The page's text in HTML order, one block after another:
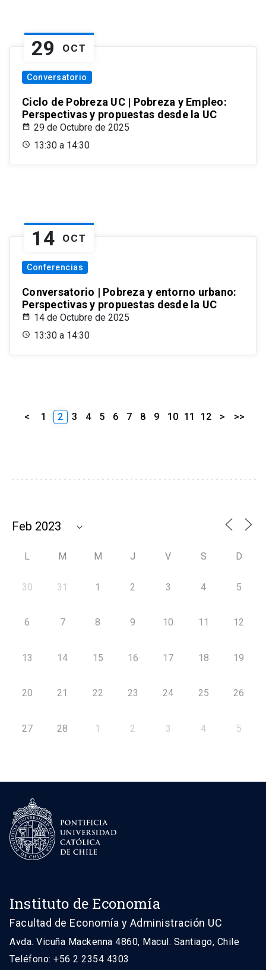
29 OCT
Conversatorio
Ciclo de Pobreza UC | Pobreza y Empleo:
Perspectivas y propuestas desde la UC
29 de Octubre de 2025
13:30 a 14:30
14 OCT
Conferencias
Conversatorio | Pobreza y entorno urbano:
Perspectivas y propuestas desde la UC
14 de Octubre de 2025
13:30 a 14:30
< 1 2 3 4 5 6 7 8 9 10 11 12 > >>
L M M J V S D
30 31 1 2 3 4 5
6 7 8 9 10 11 12
13 14 15 16 17 18 19
20 21 22 23 24 25 26
27 28 1 2 3 4 5
Instituto de Economía
Facultad de Economía y Administración UC
Avda. Vicuña Mackenna 4860, Macul. Santiago, Chile
Teléfono: +56 2 2354 4303